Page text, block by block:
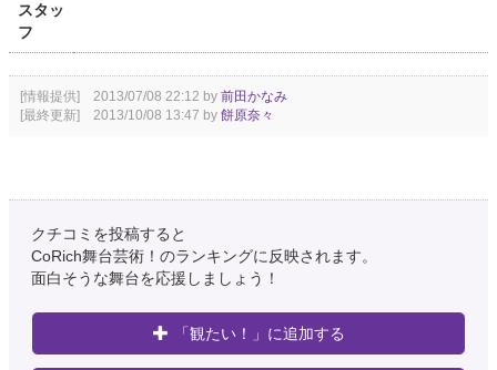
スタッ
フ
[情報提供] 2013/07/08 22:12 by 前田かなみ
[最終更新] 2013/10/08 13:47 by 餅原奈々
クチコミを投稿すると
CoRich舞台芸術！のランキングに反映されます。
面白そうな舞台を応援しましょう！
「観たい！」に追加する